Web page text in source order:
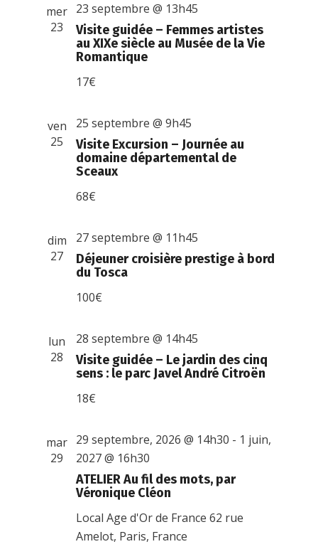
mer
23
Visite guidée – Femmes artistes
au XIXe siècle au Musée de la Vie
Romantique
23 septembre @ 13h45
17€
ven
25
Visite Excursion – Journée au
domaine départemental de
Sceaux
25 septembre @ 9h45
68€
dim
27
Déjeuner croisière prestige à bord
du Tosca
27 septembre @ 11h45
100€
lun
28
Visite guidée – Le jardin des cinq
sens : le parc Javel André Citroën
28 septembre @ 14h45
18€
mar
29
ATELIER Au fil des mots, par
Véronique Cléon
29 septembre, 2026 @ 14h30 - 1 juin,
2027 @ 16h30
Local Age d'Or de France62 rue
Amelot, Paris, France